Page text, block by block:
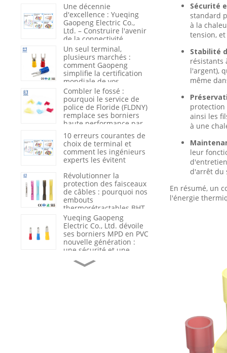
Une décennie
d'excellence : Yueqing
Gaopeng Electric Co.,
Ltd. – Construire l'avenir
de la connectivité
électrique
Un seul terminal,
plusieurs marchés :
comment Gaopeng
simplifie la certification
mondiale de vos
produits
Combler le fossé :
pourquoi le service de
police de Floride (FLDNY)
remplace ses borniers
haute performance par
du nylon 66 renforcé
10 erreurs courantes de
choix de terminal et
comment les ingénieurs
experts les évitent
Révolutionner la
protection des faisceaux
de câbles : pourquoi nos
embouts
thermorétractables BHT
sont la nouvelle
référence du secteur en
matière d’étanchéité et
d’isolation
Yueqing Gaopeng
Electric Co., Ltd. dévoile
ses borniers MPD en PVC
nouvelle génération :
une sécurité et une
efficacité redéfinies dans
le câblage industriel
Du fournisseur de
produits au partenaire
Sécurité
standard
à la
tension,
Stabilité
résistants
l'argent),
même
protection
ainsi les
à une
leur
d'arrêt du
En résumé, un
l'énergie